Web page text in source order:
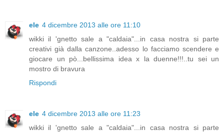
ele 4 dicembre 2013 alle ore 11:10
wikki il 'gnetto sale a "caldaia"...in casa nostra si parte
creativi già dalla canzone..adesso lo facciamo scendere e
giocare un pò...bellissima idea x la duenne!!!..tu sei un
mostro di bravura
Rispondi
ele 4 dicembre 2013 alle ore 11:23
wikki il 'gnetto sale a "caldaia"...in casa nostra si parte